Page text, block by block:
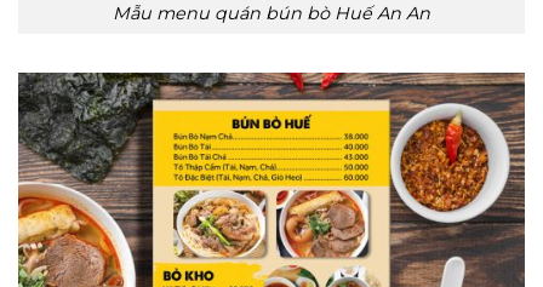
Mẫu menu quán bún bò Huế An An